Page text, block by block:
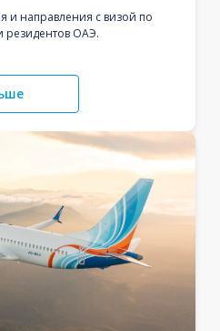
и направления с визой по
резидентов ОАЭ.